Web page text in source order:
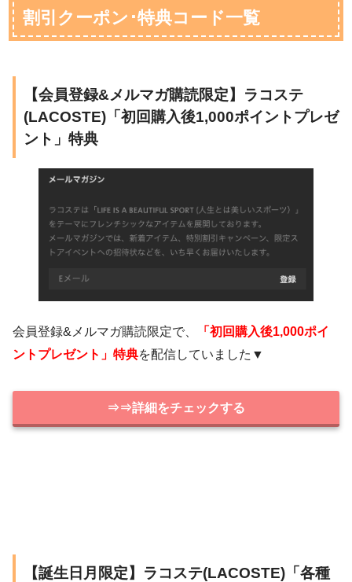
割引クーポン･特典コード一覧
【会員登録&メルマガ購読限定】ラコステ
(LACOSTE)「初回購入後1,000ポイントプレゼ
ント」特典
会員登録&メルマガ購読限定で、
「初回購入後1,000ポイ
ントプレゼント」特典を配信していました▼
⇒⇒詳細をチェックする
【誕生日月限定】ラコステ(LACOSTE)「各種